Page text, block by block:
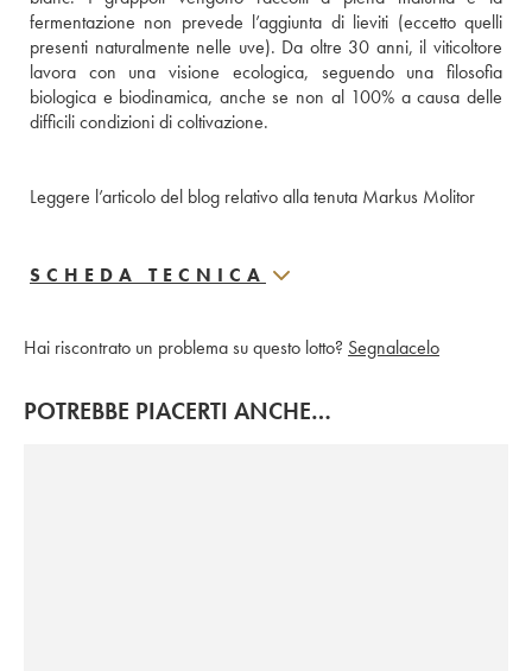
fermentazione non prevede l’aggiunta di lieviti (eccetto quelli
presenti naturalmente nelle uve). Da oltre 30 anni, il viticoltore
lavora con una visione ecologica, seguendo una filosofia
biologica e biodinamica, anche se non al 100% a causa delle
difficili condizioni di coltivazione.
Leggere l’articolo del blog relativo alla tenuta Markus Molitor
SCHEDA TECNICA
Hai riscontrato un problema su questo lotto? Segnalacelo
POTREBBE PIACERTI ANCHE…